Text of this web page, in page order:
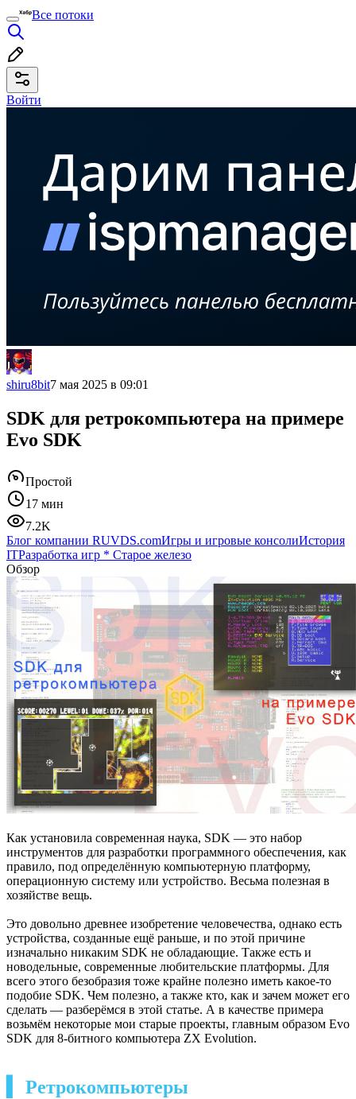
Все потоки
Войти
shiru8bit7 мая 2025 в 09:01
SDK для ретрокомпьютера на примере
Evo SDK
Простой
17 мин
7.2K
Блог компании RUVDS.comИгры и игровые консолиИстория
ITРазработка игр * Старое железо
Обзор
Как установила современная наука, SDK — это набор
инструментов для разработки программного обеспечения, как
правило, под определённую компьютерную платформу,
операционную систему или устройство. Весьма полезная в
хозяйстве вещь.
Это довольно древнее изобретение человечества, однако есть
устройства, созданные ещё раньше, и по этой причине
изначально никаким SDK не обладающие. Также есть и
новодельные, современные любительские платформы. Для
всего этого безобразия тоже крайне полезно иметь какое-то
подобие SDK. Чем полезно, а также кто, как и зачем может его
сделать — разберёмся в этой статье. А в качестве примера
возьмём некоторые мои старые проекты, главным образом Evo
SDK для 8-битного компьютера ZX Evolution.
▍ Ретрокомпьютеры